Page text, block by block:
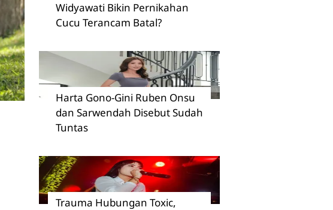
Widyawati Bikin Pernikahan
Cucu Terancam Batal?
Harta Gono-Gini Ruben Onsu
dan Sarwendah Disebut Sudah
Tuntas
Trauma Hubungan Toxic,